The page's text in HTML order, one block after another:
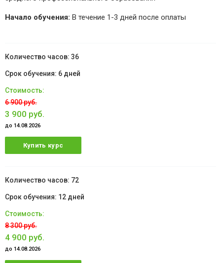
Начало обучения: В течение 1-3 дней после оплаты
36
6 дней
6 900 руб.
3 900 руб.
до 14.08.2026
Купить курс
72
12 дней
8 300 руб.
4 900 руб.
до 14.08.2026